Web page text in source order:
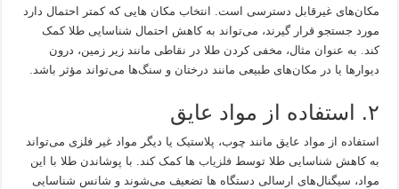
مکان‌های غیرقابل دسترسی است. انتخاب مکان‌ هایی که کمتر احتمال دارد
مورد جستجو قرار گیرند، می‌تواند به کاهش احتمال شناسایی طلا کمک
کند. به عنوان مثال، مخفی کردن طلا در نقاطی مانند زیر زمین، درون
دیوارها یا در مکان‌های طبیعی مانند درختان و سنگ‌ها می‌تواند مؤثر باشد.
۲. استفاده از مواد عایق
استفاده از مواد عایق مانند چوب، پلاستیک یا دیگر مواد غیر فلزی می‌تواند
به کاهش شناسایی طلا توسطفلزیاب ها کمک کند. با پوشاندن طلا با این
مواد، سیگنال‌های ارسالی دستگاه ها تضعیف می‌شوند و شانس شناسایی